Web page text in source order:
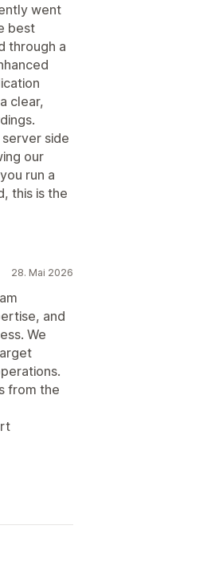
went
best
through a
clear,
side
our
run a
this is the
28. Mai 2026
and
We
from the